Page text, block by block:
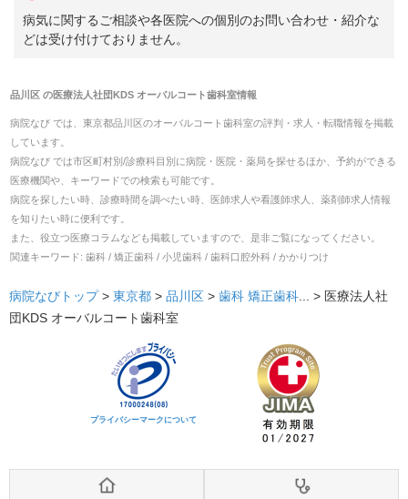
病気に関するご相談や各医院への個別のお問い合わせ・紹介な
どは受け付けておりません。
品川区の医療法人社団KDS オーバルコート歯科室情報
病院なび では、 東京都品川区のオーバルコート歯科室の評判・求人・転職情報を掲載
しています。
病院なび では市区町村別/診療科目別に病院・医院・薬局を探せるほか、予約ができる
医療機関や、キーワードでの検索も可能です。
病院を探したい時、診療時間を調べたい時、医師求人や看護師求人、薬剤師求人情報
を知りたい時に便利です。
また、役立つ医療コラムなども掲載していますので、是非ご覧になってください。
関連キーワード: 歯科 / 矯正歯科 / 小児歯科 / 歯科口腔外科 / かかりつけ
病院なびトップ > 東京都 > 品川区 > 歯科 矯正歯科... > 医療法人社
団KDS オーバルコート歯科室
プライバシーマークについて